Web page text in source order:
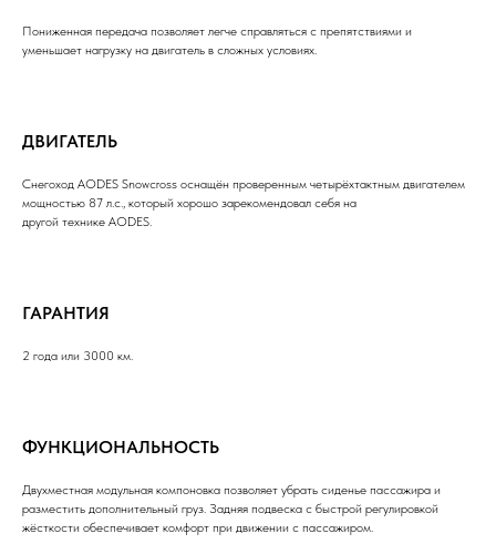
Пониженная передача позволяет легче справляться с препятствиями и
уменьшает нагрузку на двигатель в сложных условиях.
ДВИГАТЕЛЬ
Снегоход AODES Snowcross оснащён проверенным четырёхтактным двигателем
мощностью 87 л.с., который хорошо зарекомендовал себя на
другой технике AODES.
ГАРАНТИЯ
2 года или 3000 км.
ФУНКЦИОНАЛЬНОСТЬ
Двухместная модульная компоновка позволяет убрать сиденье пассажира и
разместить дополнительный груз. Задняя подвеска с быстрой регулировкой
жёсткости обеспечивает комфорт при движении с пассажиром.